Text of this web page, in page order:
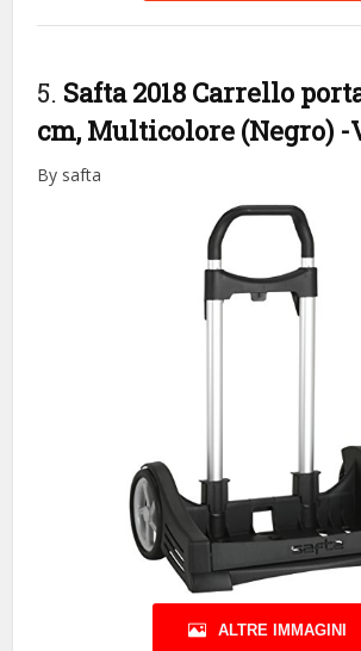
5. Safta 2018 Carrello
cm, Multicolore (Negro) -
By safta
ALTRE IMMAGINI